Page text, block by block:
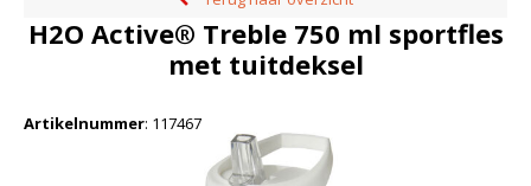
H2O Active® Treble 750 ml sportfles
met tuitdeksel
Artikelnummer: 117467